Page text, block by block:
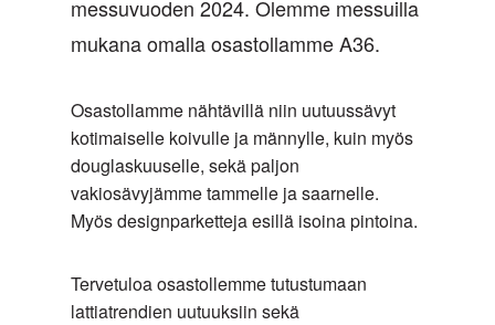
messuvuoden 2024. Olemme messuilla
mukana omalla osastollamme A36.
Osastollamme nähtävillä niin uutuussävyt
kotimaiselle koivulle ja männylle, kuin myös
douglaskuuselle, sekä paljon
vakiosävyjämme tammelle ja saarnelle.
Myös designparketteja esillä isoina pintoina.
Tervetuloa osastollemme tutustumaan
lattiatrendien uutuuksiin sekä